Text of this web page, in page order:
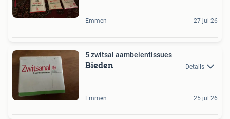
Emmen 27 jul 26
5 zwitsal aambeientissues
Bieden Details
Emmen 25 jul 26